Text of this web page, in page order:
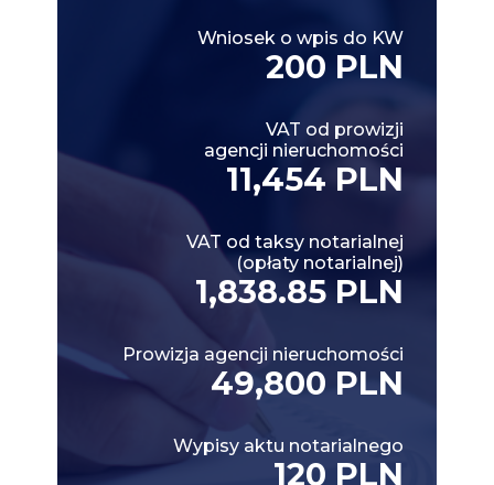
Wniosek o wpis do KW
200 PLN
VAT od prowizji
agencji nieruchomości
11,454 PLN
VAT od taksy notarialnej
(opłaty notarialnej)
1,838.85 PLN
Prowizja agencji nieruchomości
49,800 PLN
Wypisy aktu notarialnego
120 PLN